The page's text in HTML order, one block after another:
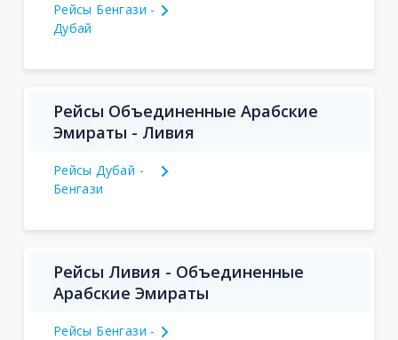
Рейсы Бенгази -
Дубай
Рейсы Объединенные Арабские
Эмираты - Ливия
Рейсы Дубай -
Бенгази
Рейсы Ливия - Объединенные
Арабские Эмираты
Рейсы Бенгази -